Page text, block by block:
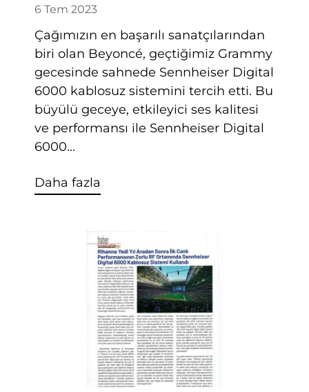
6 Tem 2023
Çağımızın en başarılı sanatçılarından
biri olan Beyoncé, geçtiğimiz Grammy
gecesinde sahnede Sennheiser Digital
6000 kablosuz sistemini tercih etti. Bu
büyülü geceye, etkileyici ses kalitesi
ve performansı ile Sennheiser Digital
6000...
Daha fazla